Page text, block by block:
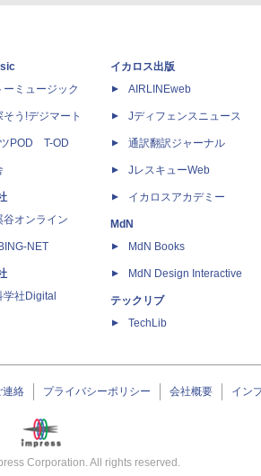
ーミュージック
そう!デジマート
POD T-OD
谷オンライン
NET
学社Digital
イカロス出版
AIRLINEweb
Jディフェンスニュース
通訳翻訳ジャーナル
JレスキューWeb
イカロスアカデミー
MdN
MdN Books
MdN Design Interactive
テックリブ
TechLib
連絡 プライバシーポリシー 会社概要 イン
Corporation. All rights reserved.